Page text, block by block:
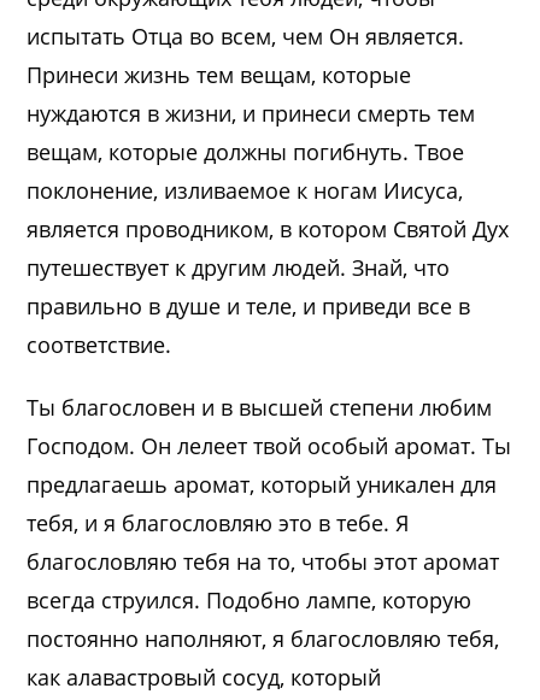
испытать Отца во всем, чем Он является.
Принеси жизнь тем вещам, которые
нуждаются в жизни, и принеси смерть тем
вещам, которые должны погибнуть. Твое
поклонение, изливаемое к ногам Иисуса,
является проводником, в котором Святой Дух
путешествует к другим людей. Знай, что
правильно в душе и теле, и приведи все в
соответствие.
Ты благословен и в высшей степени любим
Господом. Он лелеет твой особый аромат. Ты
предлагаешь аромат, который уникален для
тебя, и я благословляю это в тебе. Я
благословляю тебя на то, чтобы этот аромат
всегда струился. Подобно лампе, которую
постоянно наполняют, я благословляю тебя,
как алавастровый сосуд, который